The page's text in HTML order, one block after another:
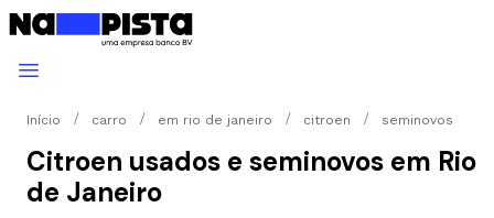
Início carro em rio de janeiro citroen seminovos
Citroen usados e seminovos em Rio
de Janeiro